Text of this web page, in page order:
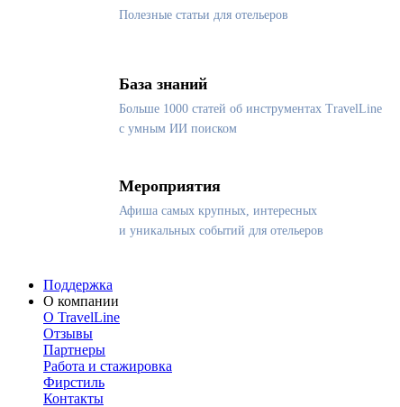
Полезные статьи для отельеров
База знаний
Больше 1000 статей об инструментах TravelLine
с умным ИИ поиском
Мероприятия
Афиша самых крупных, интересных
и уникальных событий для отельеров
Поддержка
О компании
О TravelLine
Отзывы
Партнеры
Работа и стажировка
Фирстиль
Контакты